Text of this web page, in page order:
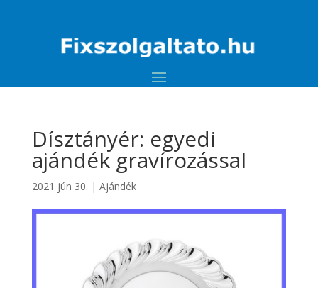
Dísztányér: egyedi
ajándék gravírozással
2021 jún 30. | Ajándék